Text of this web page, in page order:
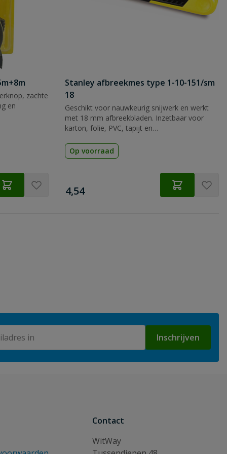
zachte
en
Stanley afbreekmes type 1-10-151/sm
18
Geschikt voor nauwkeurig snijwerk en werkt
met 18 mm afbreekbladen. Inzetbaar voor
karton, folie, PVC, tapijt en
Op voorraad
€
4,54
Inschrijven
Contact
WitWay